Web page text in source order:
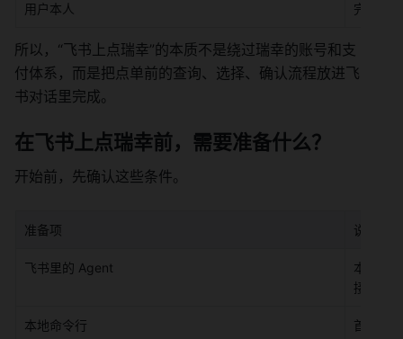
用户本人 完成账
所以，“飞书上点瑞幸”的本质不是绕过瑞幸的账号和支
付体系，而是把点单前的查询、选择、确认流程放进飞
书对话里完成。
在飞书上点瑞幸前，需要准备什么？
开始前，先确认这些条件。
准备项 说明
飞书里的 Agent
本文以
接入其
本地命令行 首次安